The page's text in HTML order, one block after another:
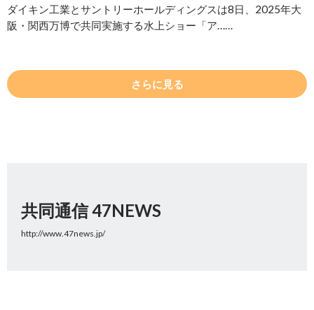
ダイキン工業とサントリーホールディングスは8日、2025年大
阪・関西万博で共同実施する水上ショー「ア……
さらに見る
共同通信 47NEWS
http://www.47news.jp/